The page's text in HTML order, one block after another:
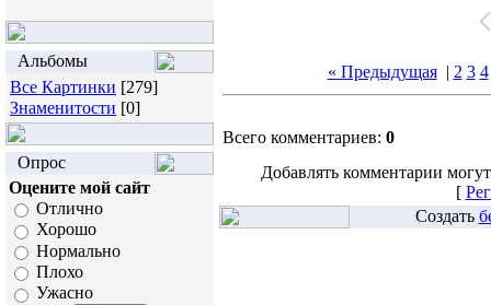
Альбомы
Все Картинки [279]
Знаменитости [0]
Опрос
Оцените мой сайт
Отлично
Хорошо
Нормально
Плохо
Ужасно
« Предыдущая| 2 3 4
Всего комментариев: 0
Добавлять комментарии
[
Создать